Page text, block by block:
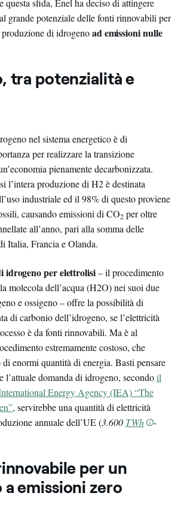
questa sfida, Enel ha deciso di attingere
grande potenziale delle fonti rinnovabili per
di idrogenoad emissioni nulle
tra potenzialità e
nel sistema energetico è di
per realizzare la transizione
pienamente decarbonizzata.
l’intera produzione di H2 è destinata
industriale ed il 98% di questo proviene
causando emissioni di CO2 per oltre
all’anno, pari alla somma delle
Italia, Francia e Olanda.
idrogeno per elettrolisi– il procedimento
molecola dell’acqua (H2O) nei suoi due
e ossigeno – offre la possibilità di
di carbonio dell’idrogeno, se l’elettricità
è da fonti rinnovabili. Ma è al
estremamente costoso, che
enormi quantità di energia. Basti pensare
l’attuale domanda di idrogeno, secondoil
Energy Agency (IEA) “The
, servirebbe una quantità di elettricità
annuale dell’UE (3.600 TWh
-
per un
emissioni zero